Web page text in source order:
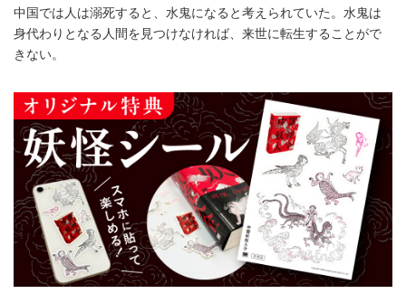
中国では人は溺死すると、水鬼になると考えられていた。水鬼は
身代わりとなる人間を見つけなければ、来世に転生することがで
きない。